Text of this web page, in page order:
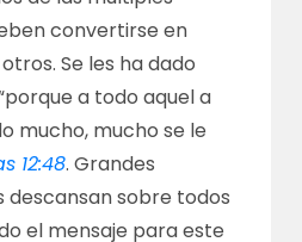
convertirse en
Se les ha dado
a todo aquel a
mucho, mucho se le
12:48. Grandes
descansan sobre todos
el mensaje para este